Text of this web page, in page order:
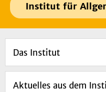
Institut für
Das Institut
Aktuelles aus dem